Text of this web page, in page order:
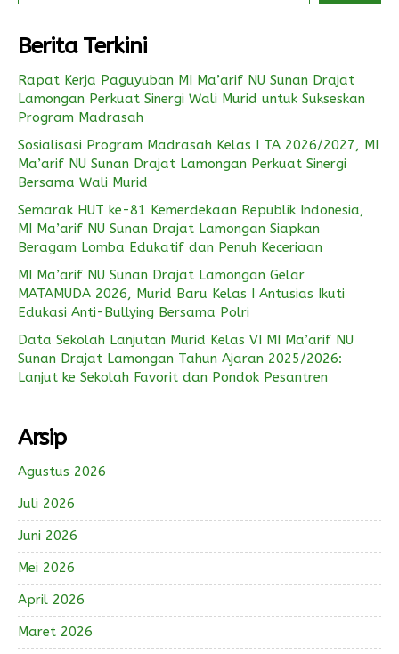
Berita Terkini
Rapat Kerja Paguyuban MI Ma’arif NU Sunan Drajat
Lamongan Perkuat Sinergi Wali Murid untuk Sukseskan
Program Madrasah
Sosialisasi Program Madrasah Kelas I TA 2026/2027, MI
Ma’arif NU Sunan Drajat Lamongan Perkuat Sinergi
Bersama Wali Murid
Semarak HUT ke-81 Kemerdekaan Republik Indonesia,
MI Ma’arif NU Sunan Drajat Lamongan Siapkan
Beragam Lomba Edukatif dan Penuh Keceriaan
MI Ma’arif NU Sunan Drajat Lamongan Gelar
MATAMUDA 2026, Murid Baru Kelas I Antusias Ikuti
Edukasi Anti-Bullying Bersama Polri
Data Sekolah Lanjutan Murid Kelas VI MI Ma’arif NU
Sunan Drajat Lamongan Tahun Ajaran 2025/2026:
Lanjut ke Sekolah Favorit dan Pondok Pesantren
Arsip
Agustus 2026
Juli 2026
Juni 2026
Mei 2026
April 2026
Maret 2026